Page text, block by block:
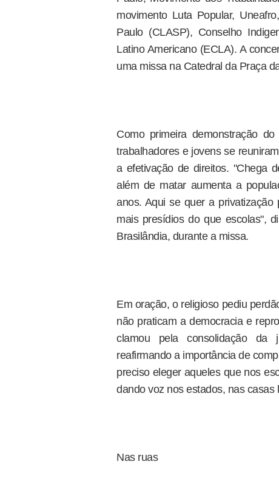
movimento Luta Popular,
Paulo (CLASP), Conselho
Latino Americano (ECLA). A
uma missa na Catedral da Praça
Como primeira demonstração
trabalhadores e jovens se
a efetivação de direitos. "Chega
além de matar aumenta a
anos. Aqui se quer a
mais presídios do que escolas",
Brasilândia, durante a missa.
Em oração, o religioso pediu
não praticam a democracia e
clamou pela consolidação da
reafirmando a importância de
preciso eleger aqueles que nos
dando voz nos estados, nas casas
Nas ruas